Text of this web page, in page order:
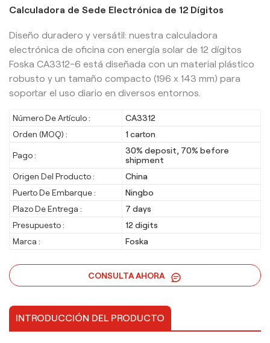
Calculadora de Sede Electrónica de 12 Dígitos
Diseño duradero y versátil: nuestra calculadora
electrónica de oficina con energía solar de 12 dígitos
Foska CA3312-6 está diseñada con un material plástico
robusto y un tamaño compacto (196 x 143 mm) para
soportar el uso diario en diversos entornos.
Número De Artículo :
CA3312
Orden (MOQ) :
1 carton
Pago :
30% deposit, 70% before
shipment
Origen Del Producto :
China
Puerto De Embarque :
Ningbo
Plazo De Entrega :
7 days
Presupuesto :
12 digits
Marca :
Foska
CONSULTA AHORA
INTRODUCCIÓN DEL PRODUCTO